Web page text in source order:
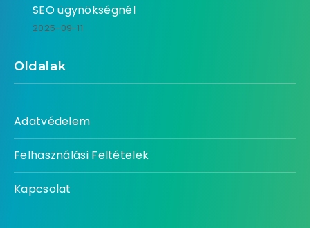
SEO ügynökségnél
2025-09-11
Oldalak
Adatvédelem
Felhasználási Feltételek
Kapcsolat